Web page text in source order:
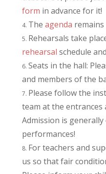
form in advance for it!
The agenda
Rehearsals take
rehearsal schedule
Seats in the hall:
and members of the
Please follow the
team at the entrances
Admission is
performances!
For teachers and
us so that fair